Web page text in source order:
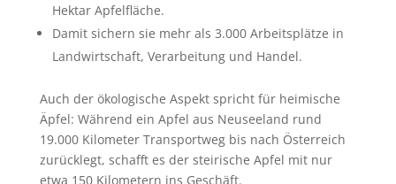
Hektar Apfelfläche.
Damit sichern sie mehr als 3.000 Arbeitsplätze in
Landwirtschaft, Verarbeitung und Handel.
Auch der ökologische Aspekt spricht für heimische
Äpfel: Während ein Apfel aus Neuseeland rund
19.000 Kilometer Transportweg bis nach Österreich
zurücklegt, schafft es der steirische Apfel mit nur
etwa 150 Kilometern ins Geschäft.